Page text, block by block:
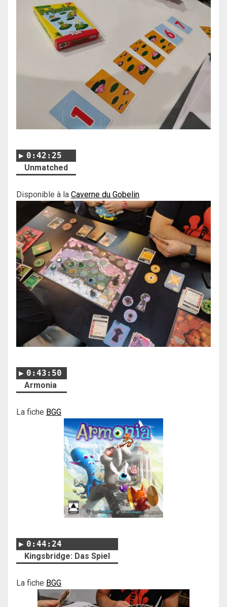
0:42:25
Unmatched
Disponible à la Caverne du Gobelin
0:43:50
Armonia
La fiche BGG
0:44:24
Kingsbridge: Das Spiel
La fiche BGG